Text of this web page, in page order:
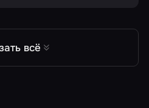
Местные жители не
время суток, опасаясь
отважные герои, решили
в башню Виктора
всё